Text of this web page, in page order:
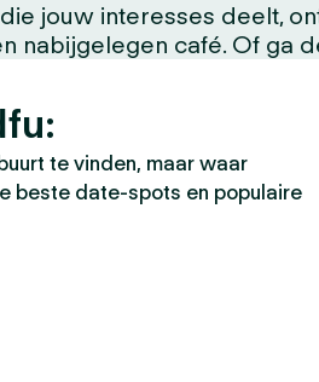
jouw interesses deelt,
nabijgelegen café. Of
te vinden, maar waar
beste date-spots en populaire